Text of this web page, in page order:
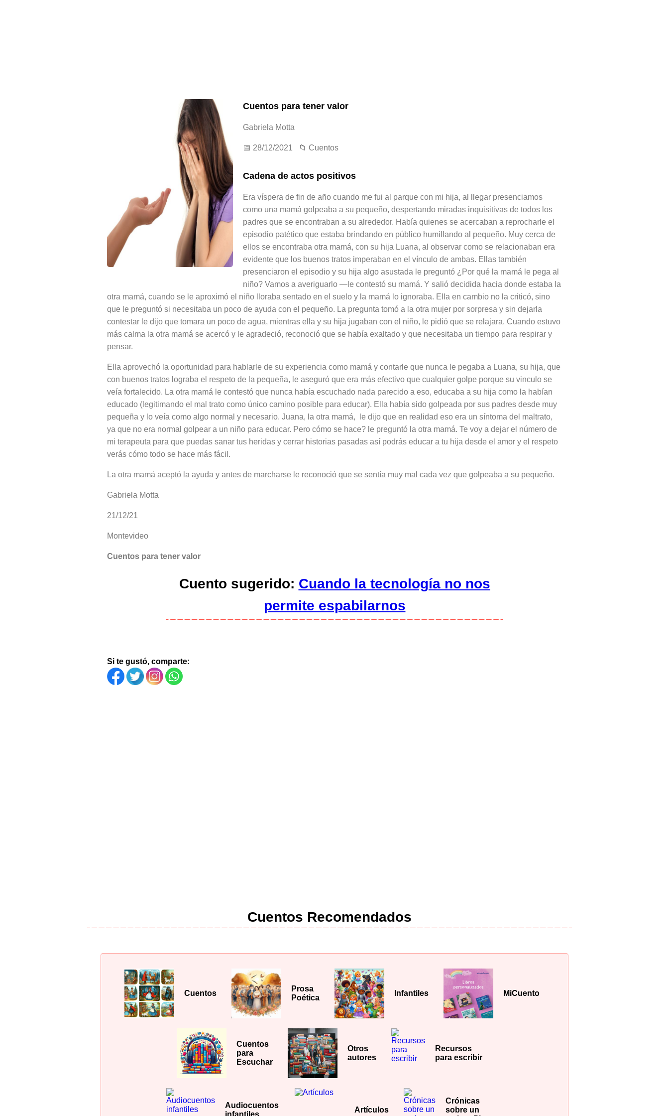
Cuentos para tener valor
Gabriela Motta
📅 28/12/2021 📁 Cuentos
Cadena de actos positivos
Era víspera de fin de año cuando me fui al parque con mi hija, al llegar presenciamos
como una mamá golpeaba a su pequeño, despertando miradas inquisitivas de todos los
padres que se encontraban a su alrededor. Había quienes se acercaban a reprocharle el
episodio patético que estaba brindando en público humillando al pequeño. Muy cerca de
ellos se encontraba otra mamá, con su hija Luana, al observar como se relacionaban era
evidente que los buenos tratos imperaban en el vínculo de ambas. Ellas también
presenciaron el episodio y su hija algo asustada le preguntó ¿Por qué la mamá le pega al
niño? Vamos a averiguarlo —le contestó su mamá. Y salió decidida hacia donde estaba la
otra mamá, cuando se le aproximó el niño lloraba sentado en el suelo y la mamá lo ignoraba. Ella en cambio no la criticó, sino
que le preguntó si necesitaba un poco de ayuda con el pequeño. La pregunta tomó a la otra mujer por sorpresa y sin dejarla
contestar le dijo que tomara un poco de agua, mientras ella y su hija jugaban con el niño, le pidió que se relajara. Cuando estuvo
más calma la otra mamá se acercó y le agradeció, reconoció que se había exaltado y que necesitaba un tiempo para respirar y
pensar.
Ella aprovechó la oportunidad para hablarle de su experiencia como mamá y contarle que nunca le pegaba a Luana, su hija, que
con buenos tratos lograba el respeto de la pequeña, le aseguró que era más efectivo que cualquier golpe porque su vinculo se
veía fortalecido. La otra mamá le contestó que nunca había escuchado nada parecido a eso, educaba a su hija como la habían
educado (legitimando el mal trato como único camino posible para educar). Ella había sido golpeada por sus padres desde muy
pequeña y lo veía como algo normal y necesario. Juana, la otra mamá, le dijo que en realidad eso era un síntoma del maltrato,
ya que no era normal golpear a un niño para educar. Pero cómo se hace? le preguntó la otra mamá. Te voy a dejar el número de
mi terapeuta para que puedas sanar tus heridas y cerrar historias pasadas así podrás educar a tu hija desde el amor y el respeto
verás cómo todo se hace más fácil.
La otra mamá aceptó la ayuda y antes de marcharse le reconoció que se sentía muy mal cada vez que golpeaba a su pequeño.
Gabriela Motta
21/12/21
Montevideo
Cuentos para tener valor
Cuento sugerido: Cuando la tecnología no nos
permite espabilarnos
Si te gustó, comparte:
Cuentos Recomendados
Cuentos
Prosa
Poética
Infantiles MiCuento
Cuentos
para
Escuchar
Otros
autores
Recursos
para escribir
Audiocuentos
infantiles
Artículos
Crónicas
sobre un